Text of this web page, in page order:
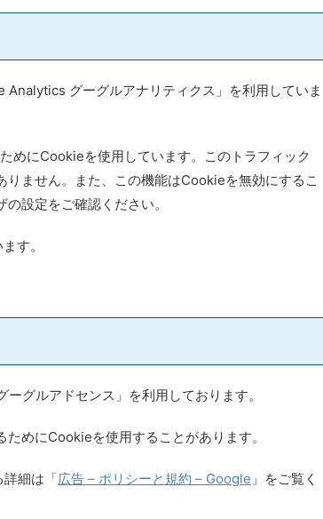
グーグルアナリティクス」を利用していま
めにCookieを使用しています。このトラフィック
ません。また、この機能はCookieを無効にするこ
設定をご確認ください。
す。
グルアドセンス」を利用しております。
めにCookieを使用することがあります。
細は「広告 – ポリシーと規約 – Google 」をご覧く